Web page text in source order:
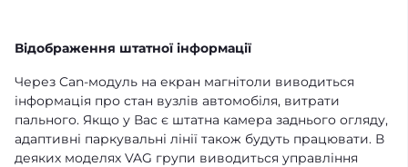
Відображення штатної інформації
Через Can-модуль на екран магнітоли виводиться
інформація про стан вузлів автомобіля, витрати
пального. Якщо у Вас є штатна камера заднього огляду,
адаптивні паркувальні лінії також будуть працювати. В
деяких моделях VAG групи виводиться управління